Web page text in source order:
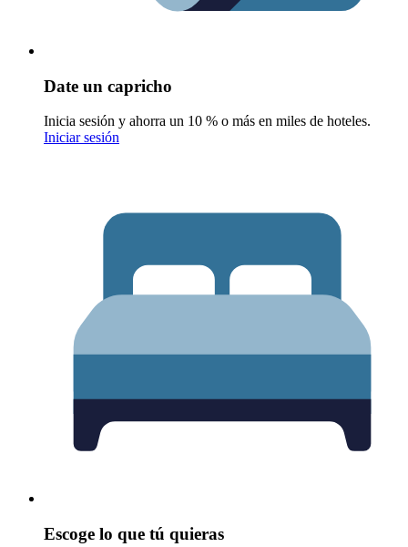
Date un capricho
Inicia sesión y ahorra un 10 % o más en miles de hoteles.
Iniciar sesión
Escoge lo que tú quieras